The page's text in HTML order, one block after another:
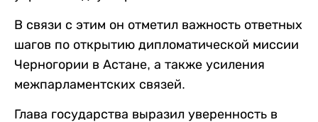
В связи с этим он отметил важность ответных
шагов по открытию дипломатической миссии
Черногории в Астане, а также усиления
межпарламентских связей.
Глава государства выразил уверенность в